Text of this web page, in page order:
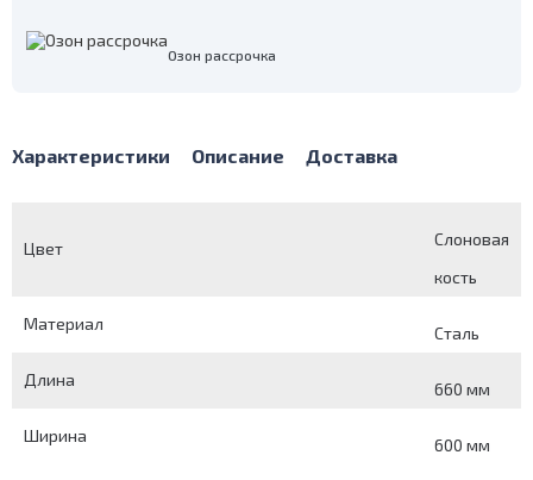
Озон рассрочка
Характеристики Описание Доставка
Цвет
Слоновая
кость
Материал Сталь
Длина 660 мм
Ширина 600 мм